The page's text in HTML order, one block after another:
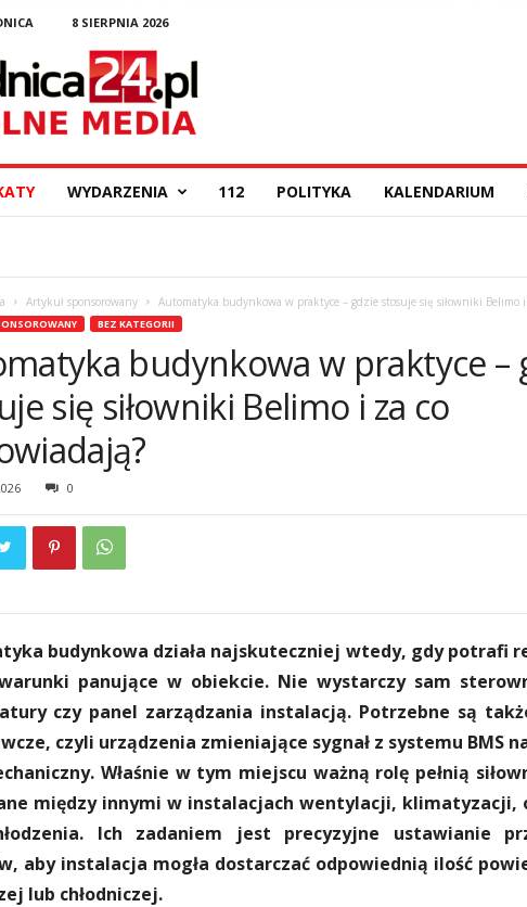
8 SIERPNIA 2026
WYDARZENIA 112 POLITYKA KALENDARIUM
Artykuł sponsorowany Automatyka budynkowa w praktyce – gdzie stosuje się siłowniki Belimo
BEZ KATEGORII
budynkowa w praktyce –
się siłowniki Belimo i za co
0
budynkowa działa najskuteczniej wtedy, gdy potrafi
panujące w obiekcie. Nie wystarczy sam
czy panel zarządzania instalacją. Potrzebne są
czyli urządzenia zmieniające sygnał z systemu BMS
Właśnie w tym miejscu ważną rolę pełnią
między innymi w instalacjach wentylacji, klimatyzacji,
Ich zadaniem jest precyzyjne ustawianie
aby instalacja mogła dostarczać odpowiednią ilość
lub chłodniczej.